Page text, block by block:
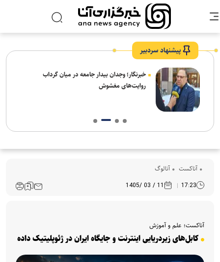
پیشنهاد سردبیر
خبرنگار؛ وجدان بیدار جامعه در میان گرداب
روایت‌های مغشوش
آناکست آنالوگ
17:23
11 / 03 /1405
آناکست؛ علم و آموزش
کابل‌های زیردریایی اینترنت و جایگاه ایران در ژئوپلیتیک داده